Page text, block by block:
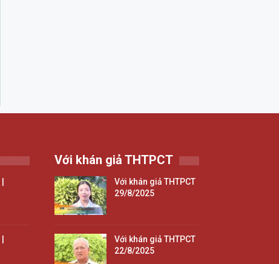
Với khán giả THTPCT
Với khán giả THTPCT
29/8/2025
Với khán giả THTPCT
22/8/2025